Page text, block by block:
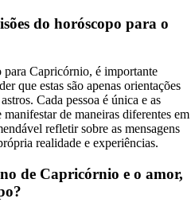
do horóscopo para o
Capricórnio, é importante
que estas são apenas orientações
Cada pessoa é única e as
de maneiras diferentes em
refletir sobre as mensagens
realidade e experiências.
de Capricórnio e o amor,